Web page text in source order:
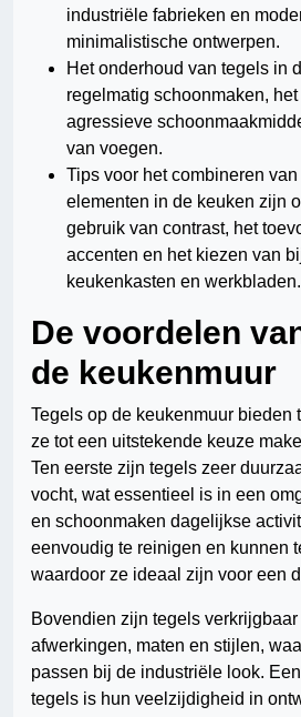
industriële fabrieken en
minimalistische ontwerpen.
Het onderhoud van tegels in
regelmatig schoonmaken,
agressieve
van voegen.
Tips voor het combineren
elementen in de keuken zijn
gebruik van contrast, het
accenten en het kiezen van
keukenkasten en werkbladen.
De voordelen
de keukenmuur
Tegels op de keukenmuur bieden
ze tot een uitstekende keuze
Ten eerste zijn tegels zeer
vocht, wat essentieel is in een
en schoonmaken dagelijkse
eenvoudig te reinigen en kunnen
waardoor ze ideaal zijn voor een
Bovendien zijn tegels
afwerkingen, maten en stijlen,
passen bij de industriële look.
tegels is hun veelzijdigheid in